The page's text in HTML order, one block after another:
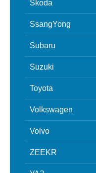
Skoda
SsangYong
Subaru
Suzuki
Toyota
Volkswagen
Volvo
ZEEKR